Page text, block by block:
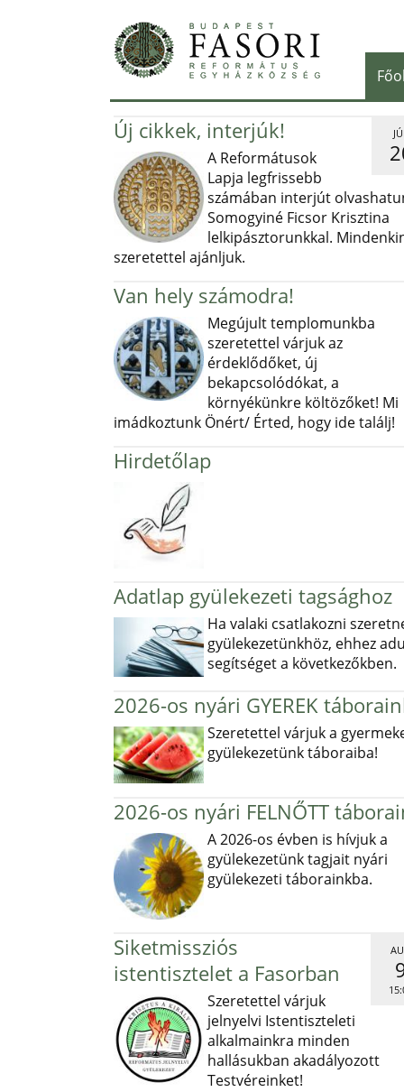
Új cikkek, interjúk!
A Reformátusok
Lapja legfrissebb
számában interjút
Somogyiné Ficsor Krisztina
lelkipásztorunkkal.
szeretettel ajánljuk.
Van hely számodra!
Megújult templomunkba
szeretettel várjuk az
érdeklődőket, új
bekapcsolódókat, a
környékünkre költözőket! Mi
imádkoztunk Önért/ Érted, hogy ide találj!
Hirdetőlap
Adatlap gyülekezeti tagsághoz
Ha valaki csatlakozni
gyülekezetünkhöz, ehhez
segítséget a következőkben.
2026-os nyári GYEREK
Szeretettel várjuk a
gyülekezetünk táboraiba!
2026-os nyári FELNŐTT
A 2026-os évben is hívjuk a
gyülekezetünk tagjait nyári
gyülekezeti táborainkba.
Siketmissziós
istentisztelet a Fasorban
Szeretettel várjuk
jelnyelvi Istentiszteleti
alkalmainkra minden
hallásukban akadályozott
Testvéreinket!